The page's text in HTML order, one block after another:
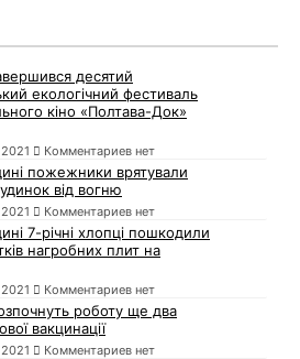
десятий
екологічний фестиваль
кіно «Полтава-Док»
Комментариев нет
пожежники врятували
від вогню
Комментариев нет
7-річні хлопці пошкодили
нагробних плит на
Комментариев нет
роботу ще два
вакцинації
Комментариев нет